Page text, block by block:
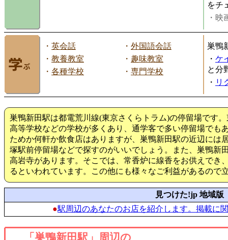
をチ
・映
・ 英会話 ・ 外国語会話
・ 教養教室 ・ 趣味教室
・ 各種学校 ・ 専門学校
巣鴨
・ ケ
と分
・ リ
巣鴨新田駅は都電荒川線(東京さくらトラム)の停留場です
高等学校などの学校が多くあり、通学客で多い停留場でも
ためか何軒か飲食店はありますが、巣鴨新田駅の近辺には
塚駅前停留場などで探すのがいいでしょう。また、巣鴨新
高岩寺があります。そこでは、常香炉に線香をお供えでき
るといわれています。この他にも様々なご利益があるので
見つけた!jp 地域版
●駅周辺のあなたのお店を紹介します。掲載に
「巣鴨新田駅」周辺の